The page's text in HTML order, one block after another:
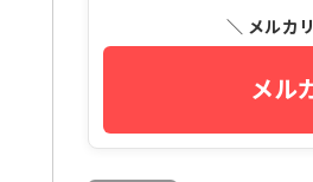
＼ メルカ
メル